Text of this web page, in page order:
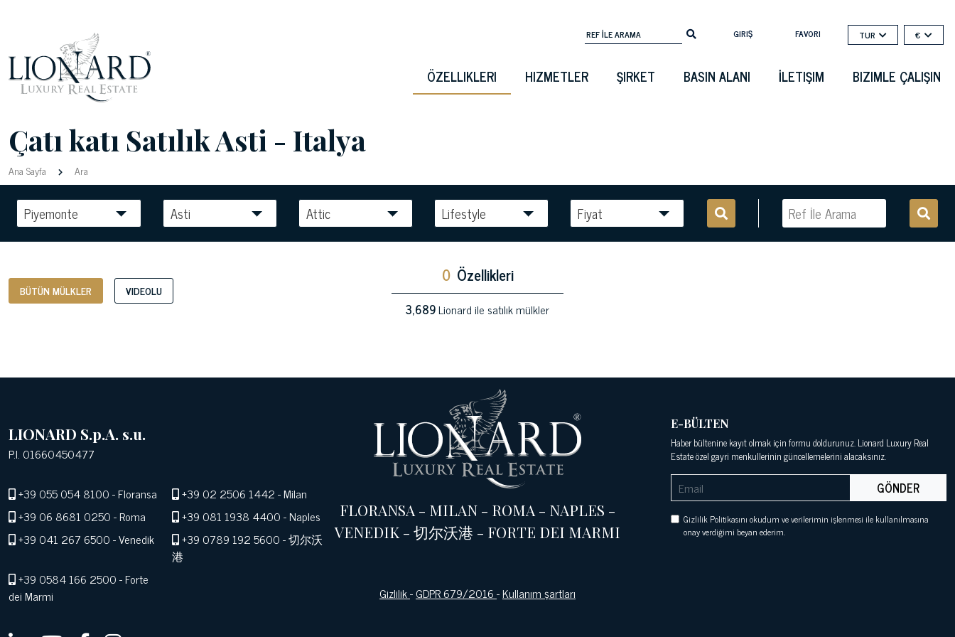
GIRIŞ FAVORI TUR €
ÖZELLIKLERI HIZMETLER ŞIRKET BASIN ALANI İLETIŞIM BIZIMLE ÇALIŞIN
Çatı katı Satılık Asti - Italya
Ana Sayfa Ara
Piyemonte Asti Attic Lifestyle Fiyat
BÜTÜN MÜLKLER VIDEOLU
0 Özellikleri
3,689Lionard ile satılık mülkler
LIONARD S.p.A. s.u.
P.I. 01660450477
+39 055 054 8100- Floransa +39 02 2506 1442- Milan
+39 06 8681 0250- Roma +39 081 1938 4400- Naples
+39 041 267 6500- Venedik +39 0789 192 5600- 切尔沃
港
+39 0584 166 2500- Forte
dei Marmi
FLORANSA - MILAN - ROMA - NAPLES -
VENEDIK - 切尔沃港 - FORTE DEI MARMI
Gizlilik-GDPR 679/2016-Kullanım şartları
E-BÜLTEN
Haber bültenine kayıt olmak için formu doldurunuz. Lionard Luxury Real
Estate özel gayri menkullerinin güncellemelerini alacaksınız.
GÖNDER
Gizlilik Politikasını okudum ve verilerimin işlenmesi ile kullanılmasına
onay verdiğimi beyan ederim.